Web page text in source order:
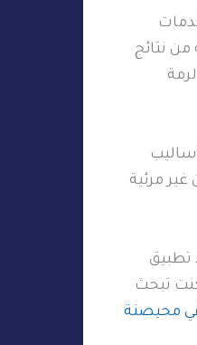
نتائج
مرئية
تطبيق
تبحث
محيصنة